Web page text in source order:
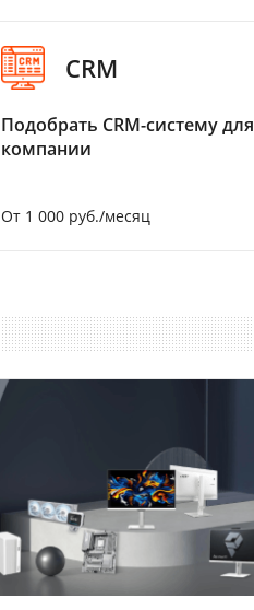
CRM
Подобрать CRM-систему для
компании
От 1 000 руб./месяц